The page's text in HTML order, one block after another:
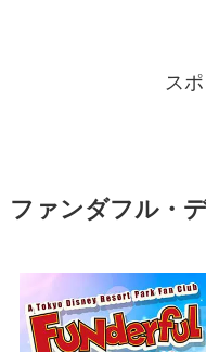
ス
ファンダフル・